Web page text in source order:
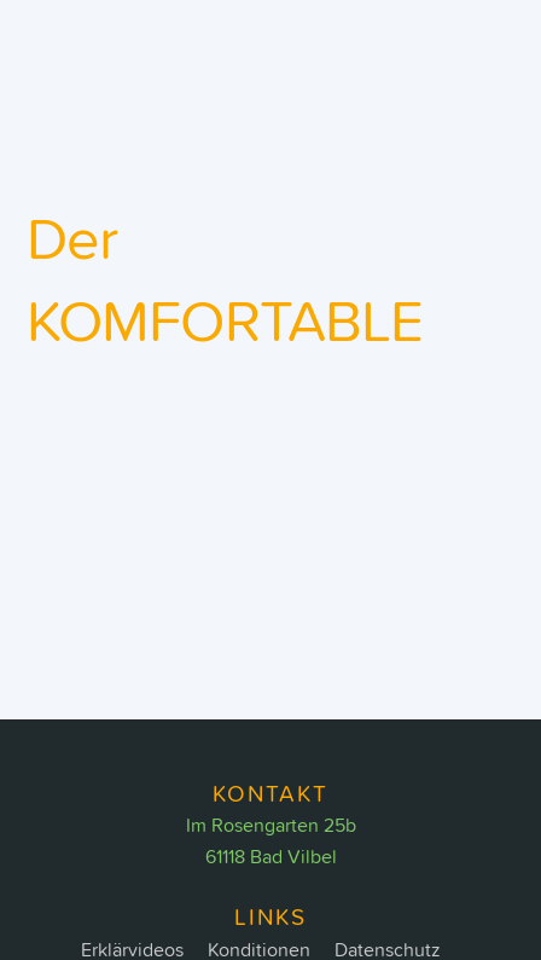
Der
KOMFORTABLE
To
KONTAKT
Im Rosengarten 25b
61118 Bad Vilbel
LINKS
Erklärvideos Konditionen Datenschutz